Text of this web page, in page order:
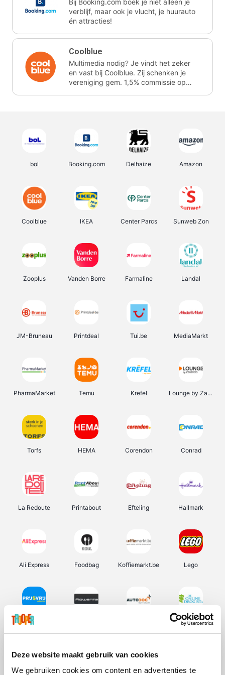
Deze website maakt gebruik van cookies
We gebruiken cookies om content en advertenties te
Bij Booking.com boek je niet alleen je
verblijf, maar ook je vlucht, je huurauto
én attracties!
Coolblue
Multimedia nodig? Je vindt het zeker
en vast bij Coolblue. Zij schenken je
vereniging gem. 1,5% commissie op
bol Booking.com Delhaize Amazon
Coolblue IKEA Center Parcs Sunweb Zon
Zooplus Vanden Borre Farmaline Landal
JM-Bruneau Printdeal Tui.be MediaMarkt
PharmaMarket Temu Krefel Lounge by Zalando
Torfs HEMA Corendon Conrad
La Redoute Printabout Efteling Hallmark
Ali Express Foodbag Koffiemarkt.be Lego
Prijsvrij De Online Drogist